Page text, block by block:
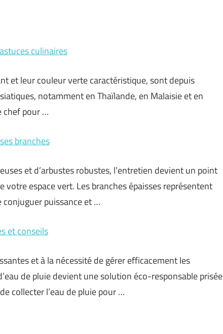
culinaires
et leur couleur verte caractéristique, sont depuis
notamment en Thaïlande, en Malaisie et en
chef pour …
branches
et d’arbustes robustes, l’entretien devient un point
espace vert. Les branches épaisses représentent
puissance et …
et conseils
et à la nécessité de gérer efficacement les
de pluie devient une solution éco-responsable prisée
collecter l’eau de pluie pour …